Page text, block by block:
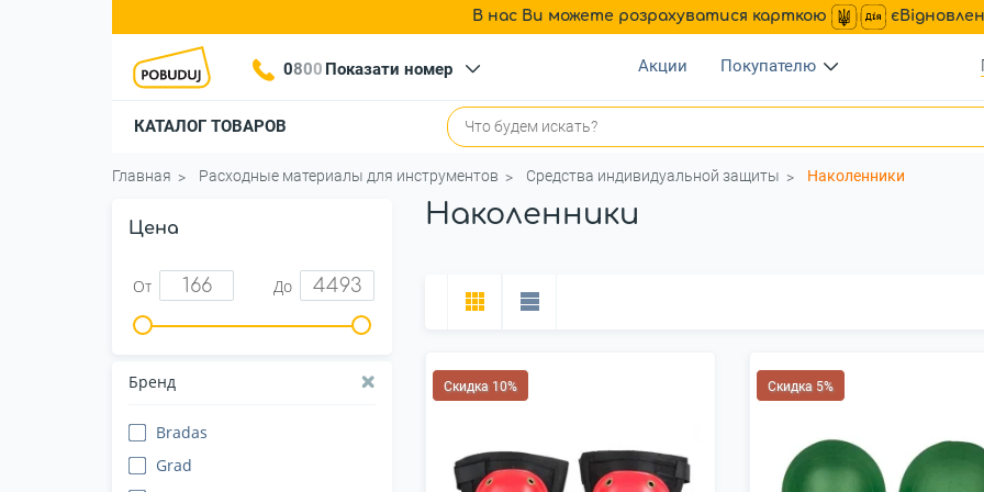
В нас Ви можете розрахуватися карткою
0800 Показати номер Акции Покупателю
КАТАЛОГ ТОВАРОВ
Главная Расходные материалы для инструментов Средства индивидуальной защиты Наколенники
Цена
От До
Бренд
Bradas
Grad
Наколенники
Скидка 10% Скидка 5%